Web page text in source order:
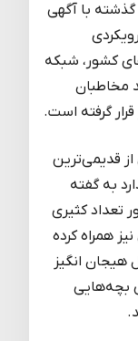
با آگهی
کشور، شبکه
مخاطبان
گرفته است.
قدیمی‌ترین
به گفته
تعداد کثیری
همراه کرده
انگیز
بچه‌هایی